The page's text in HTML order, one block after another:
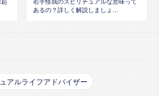
右手怪我のスピリチュアルな意味って
あるの？詳しく解説しましょ...
アルライフアドバイザー